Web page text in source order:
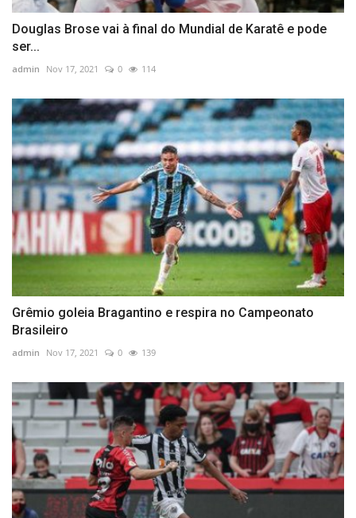
Douglas Brose vai à final do Mundial de Karatê e pode
ser...
admin Nov 17, 2021 0 114
Grêmio goleia Bragantino e respira no Campeonato
Brasileiro
admin Nov 17, 2021 0 139